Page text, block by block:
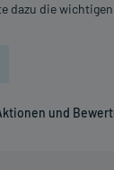
dazu die
und